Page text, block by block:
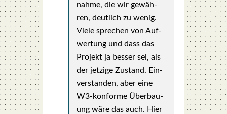
nah­me, die wir gewäh­
ren, deut­lich zu wenig.
Vie­le spre­chen von Auf­
wer­tung und dass das
Pro­jekt ja bes­ser sei, als
der jet­zi­ge Zustand. Ein­
ver­stan­den, aber eine
W3-kon­for­me Über­bau­
ung wäre das auch. Hier